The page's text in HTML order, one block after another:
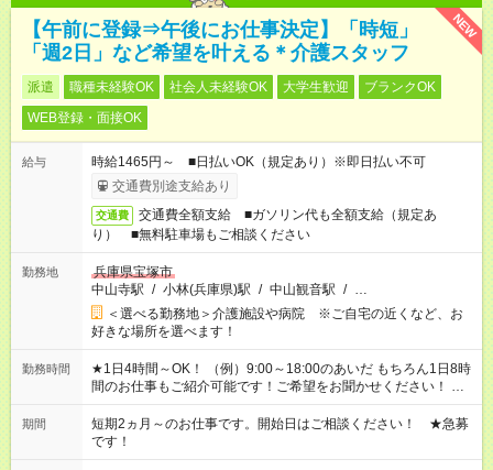
NEW
【午前に登録⇒午後にお仕事決定】「時短」
「週2日」など希望を叶える＊介護スタッフ
派遣 職種未経験OK 社会人未経験OK 大学生歓迎
ブランクOK
WEB登録・面接OK
給与
時給1465円～ ■日払いOK（規定あり）※即日払い不可
交通費別途支給あり
交通費
交通費全額支給 ■ガソリン代も全額支給（規定あ
り） ■無料駐車場もご相談ください
勤務地
兵庫県宝塚市
中山寺駅 / 小林(兵庫県)駅 / 中山観音駅 / …
＜選べる勤務地＞介護施設や病院 ※ご自宅の近くなど、お
好きな場所を選べます！
勤務時間
★1日4時間～OK！ （例）9:00～18:00のあいだ もちろん1日8時
間のお仕事もご紹介可能です！ご希望をお聞かせください！ ※
週最低15時間以上の勤務が必要です
期間
短期2ヵ月～のお仕事です。開始日はご相談ください！ ★急募
です！